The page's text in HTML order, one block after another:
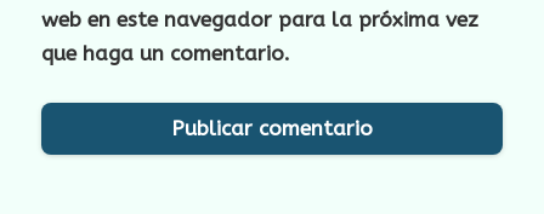
web en este navegador para la próxima vez
que haga un comentario.